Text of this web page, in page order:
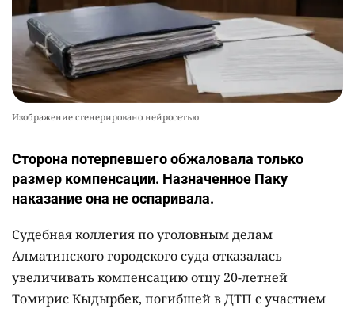
Изображение сгенерировано нейросетью
Сторона потерпевшего обжаловала только
размер компенсации. Назначенное Паку
наказание она не оспаривала.
Судебная коллегия по уголовным делам
Алматинского городского суда отказалась
увеличивать компенсацию отцу 20-летней
Томирис Кыдырбек, погибшей в ДТП с участием